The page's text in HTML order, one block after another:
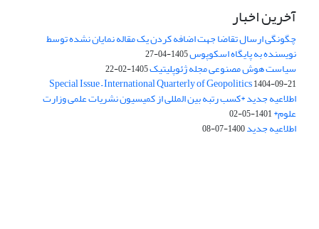
آخرین اخبار
چگونگی ارسال تقاضا جهت اضافه کردن یک مقاله نمایان نشده توسط
نویسنده به پایگاه اسکوپوس1405-04-27
سیاست هوش مصنوعی مجله ژئوپلیتیک1405-02-22
Special Issue – International Quarterly of Geopolitics1404-09-21
اطلاعیه جدید *کسب رتبه بین المللی از کمیسیون نشریات علمی وزارت
علوم*1401-05-02
اطلاعیه جدید1400-07-08